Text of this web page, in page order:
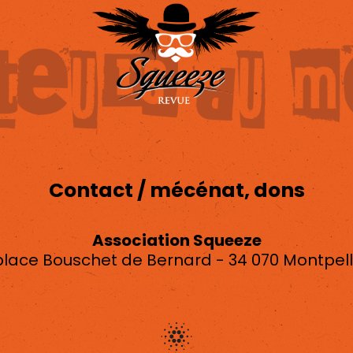
Contact / mécénat, dons
Association Squeeze
Bouschet de Bernard - 34 070
asso.squeeze@gmail.com